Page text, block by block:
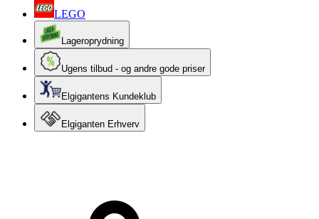
LEGO
Lageroprydning
Ugens tilbud - og andre gode priser
Elgigantens Kundeklub
Elgiganten Erhverv